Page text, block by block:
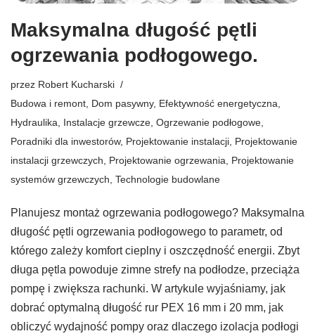
Maksymalna długość pętli
ogrzewania podłogowego.
przez Robert Kucharski
Budowa i remont Dom pasywny, Efektywność energetyczna
Hydraulika
Instalacje grzewcze Ogrzewanie podłogowe
Poradniki dla inwestorów, Projektowanie instalacji Projektowanie
instalacji grzewczych
Projektowanie ogrzewania
Projektowanie
systemów grzewczych Technologie budowlane
Planujesz montaż ogrzewania podłogowego? Maksymalna
długość pętli ogrzewania podłogowego to parametr, od
którego zależy komfort cieplny i oszczędność energii. Zbyt
długa pętla powoduje zimne strefy na podłodze, przeciąża
pompę i zwiększa rachunki. W artykule wyjaśniamy, jak
dobrać optymalną długość rur PEX 16 mm i 20 mm, jak
obliczyć wydajność pompy oraz dlaczego izolacja podłogi